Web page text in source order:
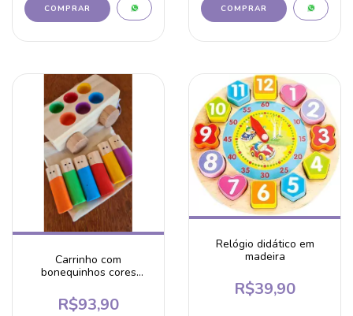
Carrinho com
bonequinhos cores
R$93,90
Relógio didático em
madeira
R$39,90